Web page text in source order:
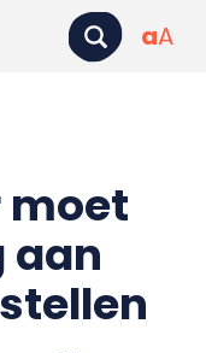
aA
moet
aan